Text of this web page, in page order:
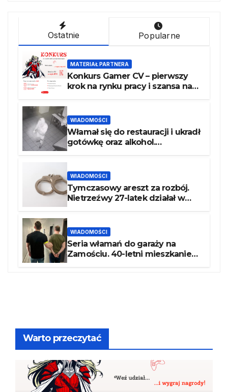
Ostatnie Popularne
MATERIAŁ PARTNERA
Konkurs Gamer CV – pierwszy
krok na rynku pracy i szansa na
WIADOMOŚCI
Włamał się do restauracji i ukradł
gotówkę oraz alkohol.
WIADOMOŚCI
Tymczasowy areszt za rozbój.
Nietrzeźwy 27-latek działał w
WIADOMOŚCI
Seria włamań do garaży na
Zamościu. 40-letni mieszkaniec
Warto przeczytać